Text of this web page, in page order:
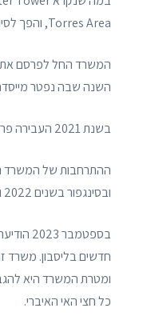
Torres Area, והפך לסיווג כחברה גדולה.
השנה שבה נפטר
בשנת 2021 העבירה פרז-יורקה את המטה שלה בלונדון למייפייר.
ההתרחבות של המשרד
ובסינגפור בשנים 2022 ו-2023.
חדשים בליסבון. משרד
ומטרת המשרד היא
כל חצי האי האיברי.